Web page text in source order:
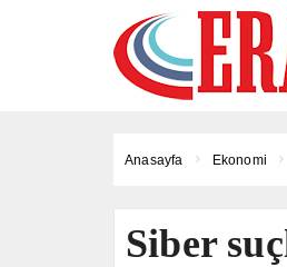
Anasayfa Ekonomi
Siber